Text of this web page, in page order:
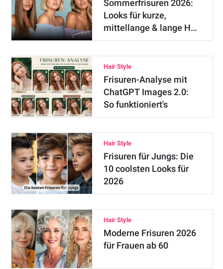
Sommerfrisuren 2026:
Looks für kurze,
mittellange & lange H…
Hair Style
Frisuren-Analyse mit
ChatGPT Images 2.0:
So funktioniert's
Hair Style
Frisuren für Jungs: Die
10 coolsten Looks für
2026
Hair Style
Moderne Frisuren 2026
für Frauen ab 60